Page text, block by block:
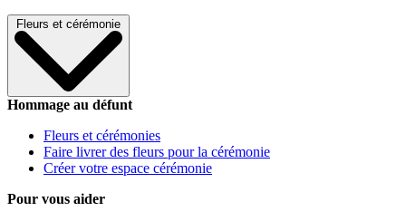
Fleurs et cérémonie
Hommage au défunt
Fleurs et cérémonies
Faire livrer des fleurs pour la cérémonie
Créer votre espace cérémonie
Pour vous aider